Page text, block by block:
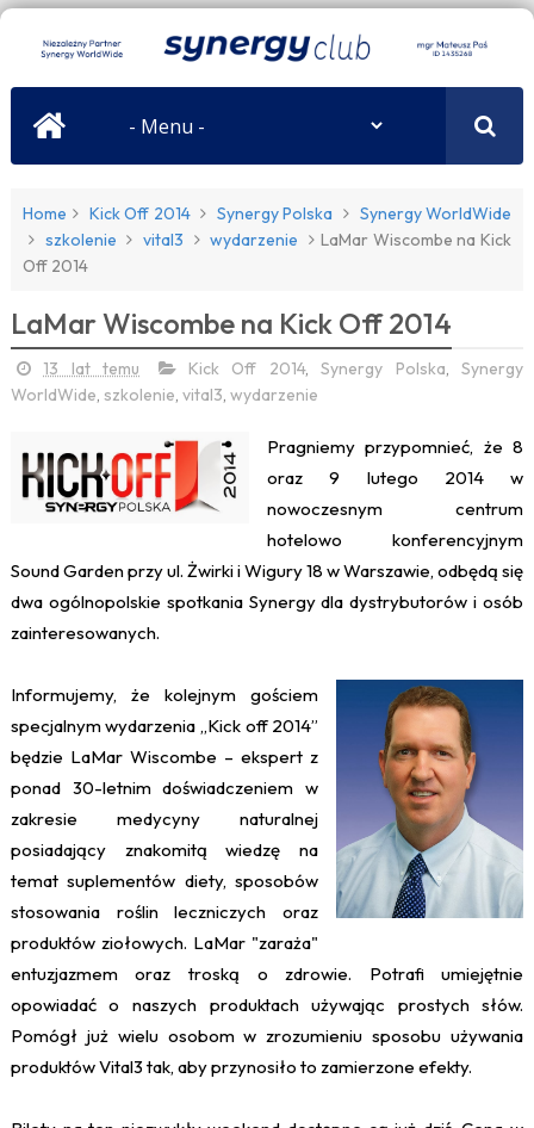
Home Kick Off 2014 Synergy Polska
Synergy WorldWide
szkolenie
vital3 wydarzenie
LaMar Wiscombe na Kick
Off 2014
LaMar Wiscombe na Kick Off 2014
13 lat temu Kick Off 2014,Synergy Polska,Synergy
WorldWide, szkolenie, vital3, wydarzenie
Pragniemy przypomnieć, że 8
oraz 9 lutego 2014 w
nowoczesnym centrum
hotelowo konferencyjnym
Sound Garden przy ul. Żwirki i Wigury 18 w Warszawie, odbędą się
dwa ogólnopolskie spotkania Synergy dla dystrybutorów i osób
zainteresowanych.
Informujemy, że kolejnym gościem
specjalnym wydarzenia „Kick off 2014”
będzie LaMar Wiscombe – ekspert z
ponad 30-letnim doświadczeniem w
zakresie medycyny naturalnej
posiadający znakomitą wiedzę na
temat suplementów diety, sposobów
stosowania roślin leczniczych oraz
produktów ziołowych. LaMar "zaraża"
entuzjazmem oraz troską o zdrowie. Potrafi umiejętnie
opowiadać o naszych produktach używając prostych słów.
Pomógł już wielu osobom w zrozumieniu sposobu używania
produktów Vital3 tak, aby przynosiło to zamierzone efekty.